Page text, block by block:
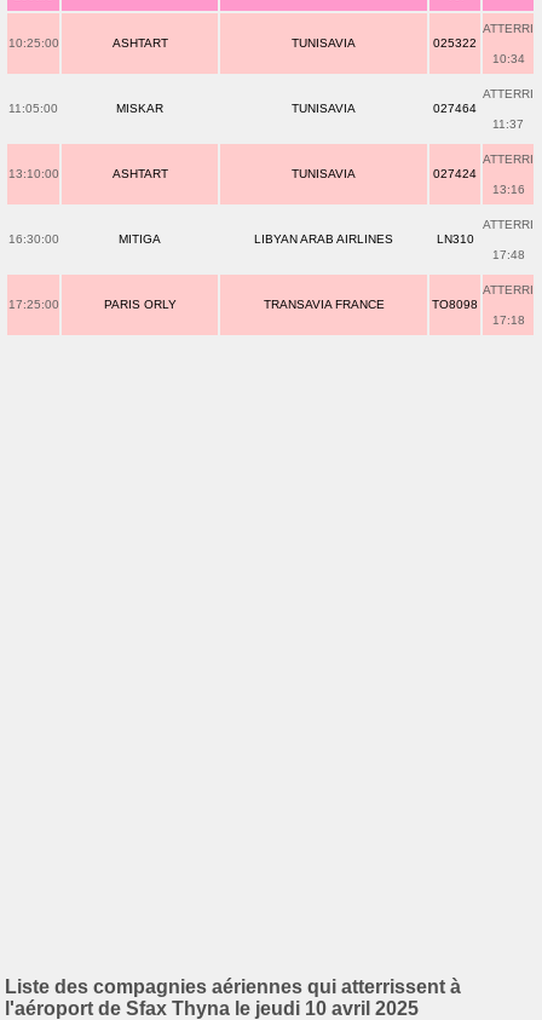
10:25:00 ASHTART TUNISAVIA 025322
ATTERRI
10:34
11:05:00 MISKAR TUNISAVIA 027464
ATTERRI
11:37
13:10:00 ASHTART TUNISAVIA 027424
ATTERRI
13:16
16:30:00 MITIGA LIBYAN ARAB AIRLINES LN310
ATTERRI
17:48
17:25:00 PARIS ORLY TRANSAVIA FRANCE TO8098
ATTERRI
17:18
Liste des compagnies aériennes qui atterrissent à
l'aéroport de Sfax Thyna le jeudi 10 avril 2025